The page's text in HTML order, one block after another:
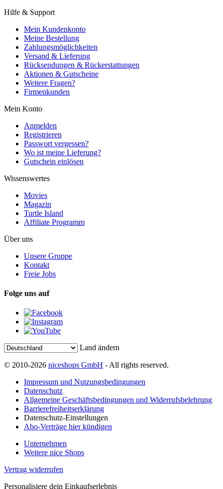
Hilfe & Support
Mein Kundenkonto
Meine Bestellung
Zahlungsmöglichkeiten
Versand & Lieferung
Rücksendungen & Rückerstattungen
Aktionen & Gutscheine
Weitere Fragen?
Firmenkunden
Mein Konto
Anmelden
Registrieren
Passwort vergessen?
Wo ist meine Lieferung?
Gutschein einlösen
Wissenswertes
Movies
Magazin
Turtle Island
Affiliate Programm
Über uns
Unsere Gruppe
Kontakt
Freie Jobs
Folge uns auf
Land ändern
© 2010-2026 niceshops GmbH - All rights reserved.
Impressum und Nutzungsbedingungen
Datenschutz
Allgemeine Geschäftsbedingungen und Widerrufsbelehrung
Barrierefreiheitserklärung
Datenschutz-Einstellungen
Abo-Verträge hier kündigen
Unternehmen
Weitere nice Shops
Vertrag widerrufen
Personalisiere dein Einkaufserlebnis